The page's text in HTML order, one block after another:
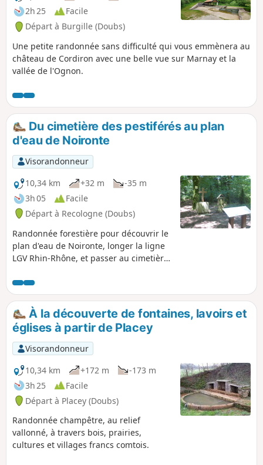
2h 25
Facile
Départ à Burgille (Doubs)
Une petite randonnée sans difficulté qui vous emmènera au
château de Cordiron avec une belle vue sur Marnay et la
vallée de l'Ognon.
Du cimetière des pestiférés au plan
d'eau de Noironte
Visorandonneur
10,34 km
+32 m
-35 m
3h 05
Facile
Départ à Recologne (Doubs)
Randonnée forestière pour découvrir le
plan d'eau de Noironte, longer la ligne
LGV Rhin-Rhône, et passer au cimetière
À la découverte de fontaines, lavoirs et
églises à partir de Placey
Visorandonneur
10,34 km
+172 m
-173 m
3h 25
Facile
Départ à Placey (Doubs)
Randonnée champêtre, au relief
vallonné, à travers bois, prairies,
cultures et villages francs comtois.